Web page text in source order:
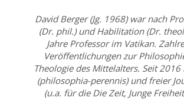
David Berger (Jg. 1968) war nach
(Dr. phil.) und Habilitation (Dr.
Jahre Professor im Vatikan.
Veröffentlichungen zur
Theologie des Mittelalters. Seit 2016
(philosophia-perennis) und freier
(u.a. für die Die Zeit, Junge